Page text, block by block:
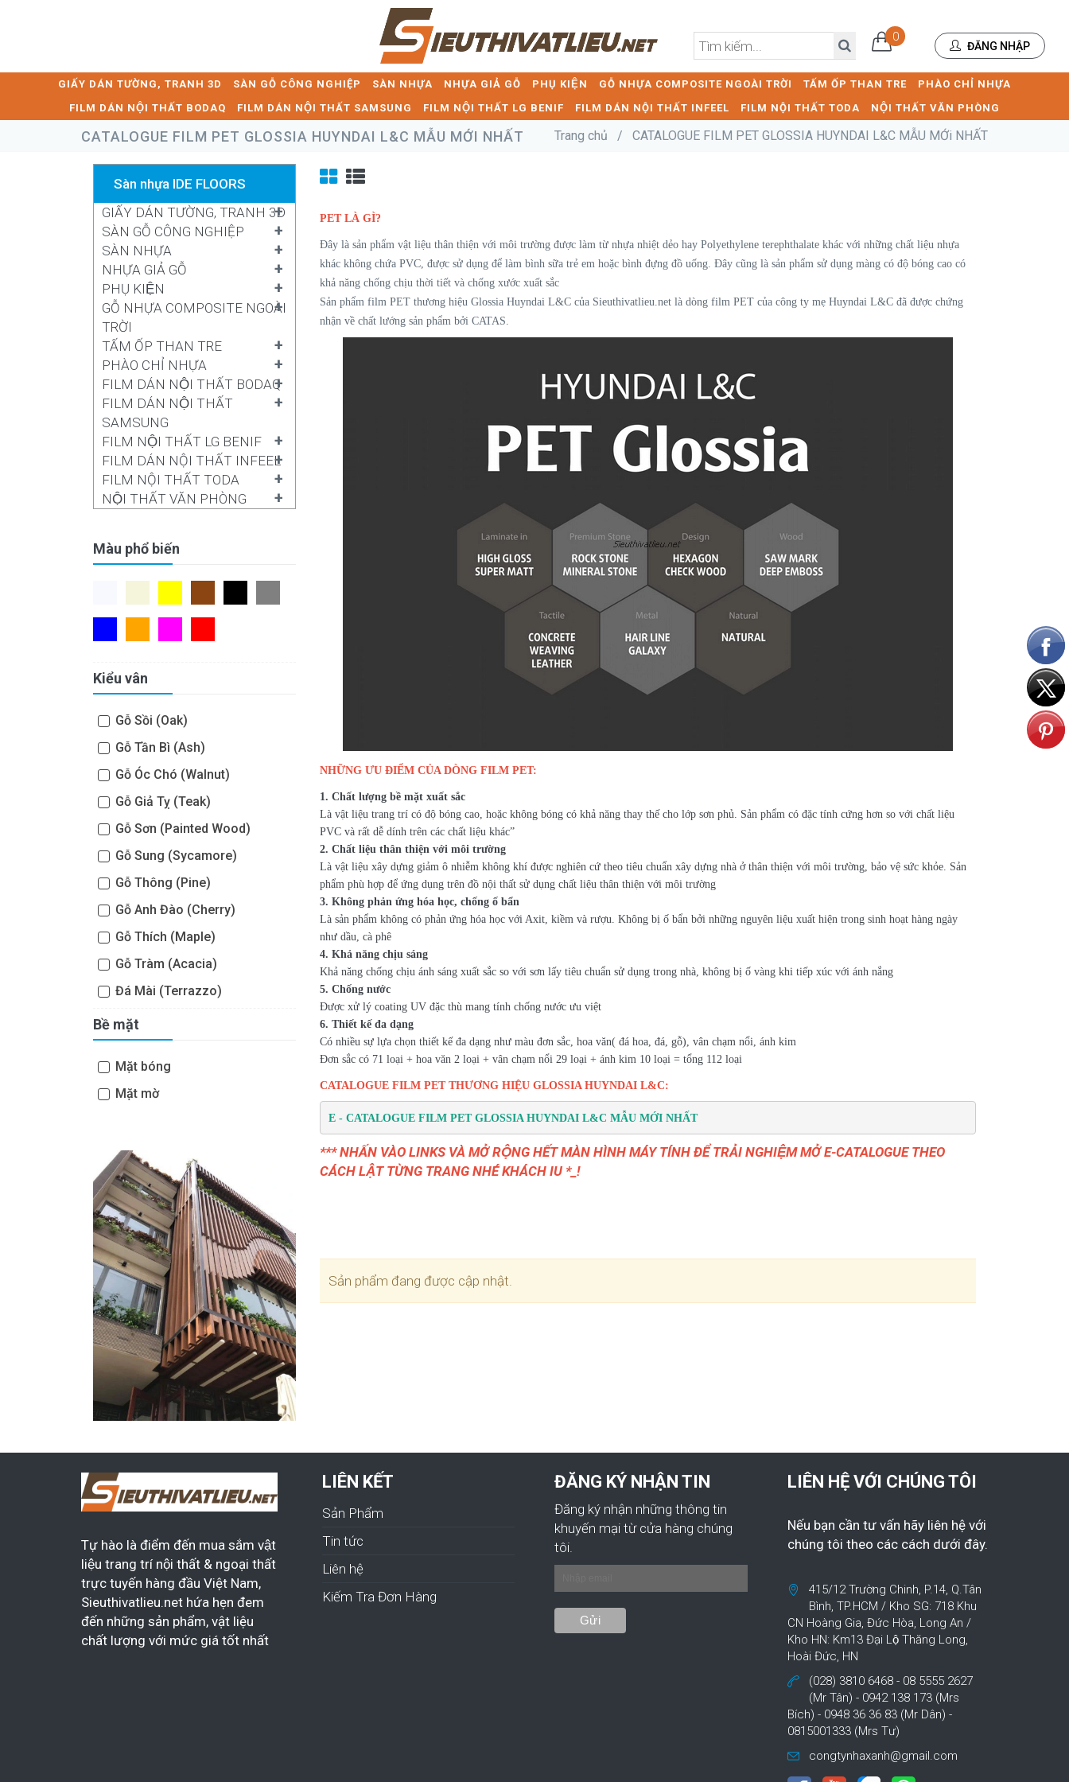
0
ĐĂNG NHẬP
GIẤY DÁN TƯỜNG, TRANH 3D SÀN GỖ CÔNG NGHIỆP SÀN NHỰA NHỰA GIẢ GỖ PHỤ KIỆN GỖ NHỰA COMPOSITE NGOÀI TRỜI TẤM ỐP THAN TRE
PHÀO CHỈ NHỰA
FILM DÁN NỘI THẤT BODAQ
FILM DÁN NỘI THẤT SAMSUNG FILM NỘI THẤT LG BENIF FILM DÁN NỘI THẤT INFEEL FILM NỘI THẤT TODA NỘI THẤT VĂN PHÒNG
CATALOGUE FILM PET GLOSSIA HUYNDAI L&C MẪU MỚI NHẤT Trang chủ / CATALOGUE FILM PET GLOSSIA HUYNDAI L&C MẪU MỚi NHẤT
Sàn nhựa IDE FLOORS
GIẤY DÁN TƯỜNG, TRANH 3D
+
SÀN GỖ CÔNG NGHIỆP +
SÀN NHỰA +
NHỰA GIẢ GỖ +
PHỤ KIỆN +
GỖ NHỰA COMPOSITE NGOÀI
TRỜI
+
TẤM ỐP THAN TRE +
PHÀO CHỈ NHỰA +
FILM DÁN NỘI THẤT BODAQ
+
FILM DÁN NỘI THẤT
SAMSUNG
+
FILM NỘI THẤT LG BENIF +
FILM DÁN NỘI THẤT INFEEL
+
FILM NỘI THẤT TODA +
NỘI THẤT VĂN PHÒNG +
Màu phổ biến
Kiểu vân
Gỗ Sồi (Oak)
Gỗ Tần Bì (Ash)
Gỗ Óc Chó (Walnut)
Gỗ Giả Tỵ (Teak)
Gỗ Sơn (Painted Wood)
Gỗ Sung (Sycamore)
Gỗ Thông (Pine)
Gỗ Anh Đào (Cherry)
Gỗ Thích (Maple)
Gỗ Tràm (Acacia)
Đá Mài (Terrazzo)
Bề mặt
Mặt bóng
Mặt mờ
PET LÀ GÌ?
Đây là sản phẩm vật liệu thân thiện với môi trường được làm từ nhựa nhiệt dẻo hay Polyethylene terephthalate khác với những chất liệu nhựa
khác không chứa PVC, được sử dụng để làm bình sữa trẻ em hoặc bình đựng đồ uống. Đây cũng là sản phẩm sử dụng màng có độ bóng cao có
khả năng chống chịu thời tiết và chống xước xuất sắc
Sản phẩm film PET thương hiệu Glossia Huyndai L&C của Sieuthivatlieu.net là dòng film PET của công ty mẹ Huyndai L&C đã được chứng
nhận về chất lướng sản phẩm bởi CATAS.
NHỮNG ƯU ĐIỂM CỦA DÒNG FILM PET:
1. Chất lượng bề mặt xuất sắc
Là vật liệu trang trí có độ bóng cao, hoặc không bóng có khả năng thay thế cho lớp sơn phủ. Sản phẩm có đặc tính cứng hơn so với chất liệu
PVC và rất dễ dính trên các chất liệu khác”
2. Chất liệu thân thiện với môi trường
Là vật liệu xây dựng giảm ô nhiễm không khí được nghiên cứ theo tiêu chuẩn xây dựng nhà ở thân thiện với môi trường, bảo vệ sức khỏe. Sản
phẩm phù hợp để ứng dụng trên đồ nội thất sử dụng chất liệu thân thiện với môi trường
3. Không phản ứng hóa học, chống ố bẩn
Là sản phẩm không có phản ứng hóa học với Axit, kiềm và rượu. Không bị ố bẩn bởi những nguyên liệu xuất hiện trong sinh hoạt hàng ngày
như dầu, cà phê
4. Khả năng chịu sáng
Khả năng chống chịu ánh sáng xuất sắc so với sơn lấy tiêu chuẩn sử dụng trong nhà, không bị ố vàng khi tiếp xúc với ánh nắng
5. Chống nước
Được xử lý coating UV đặc thù mang tính chống nước ưu việt
6. Thiết kế đa dạng
Có nhiều sự lựa chọn thiết kế đa dạng như màu đơn sắc, hoa văn( đá hoa, đá, gỗ), vân chạm nổi, ánh kim
Đơn sắc có 71 loại + hoa văn 2 loại + vân chạm nổi 29 loại + ánh kim 10 loại = tổng 112 loại
CATALOGUE FILM PET THƯƠNG HIỆU GLOSSIA HUYNDAI L&C:
E - CATALOGUE FILM PET GLOSSIA HUYNDAI L&C MẪU MỚI NHẤT
*** NHẤN VÀO LINKS VÀ MỞ RỘNG HẾT MÀN HÌNH MÁY TÍNH ĐỂ TRẢI NGHIỆM MỞ E-CATALOGUE THEO
CÁCH LẬT TỪNG TRANG NHÉ KHÁCH IU *_!
Sản phẩm đang được cập nhật.
Tự hào là điểm đến mua sắm vật
liệu trang trí nội thất & ngoại thất
trực tuyến hàng đầu Việt Nam,
Sieuthivatlieu.net hứa hẹn đem
đến những sản phẩm, vật liệu
chất lượng với mức giá tốt nhất
LIÊN KẾT
Sản Phẩm
Tin tức
Liên hệ
Kiếm Tra Đơn Hàng
ĐĂNG KÝ NHẬN TIN
Đăng ký nhận những thông tin
khuyến mại từ cửa hàng chúng
tôi.
LIÊN HỆ VỚI CHÚNG TÔI
Nếu bạn cần tư vấn hãy liên hệ với
chúng tôi theo các cách dưới đây.
415/12 Trường Chinh, P.14, Q.Tân
Bình, TP.HCM / Kho SG: 718 Khu
CN Hoàng Gia, Đức Hòa, Long An /
Kho HN: Km13 Đại Lộ Thăng Long,
Hoài Đức, HN
(028) 3810 6468 - 08 5555 2627
(Mr Tân) - 0942 138 173 (Mrs
Bích) - 0948 36 36 83 (Mr Dân) -
0815001333 (Mrs Tư)
congtynhaxanh@gmail.com